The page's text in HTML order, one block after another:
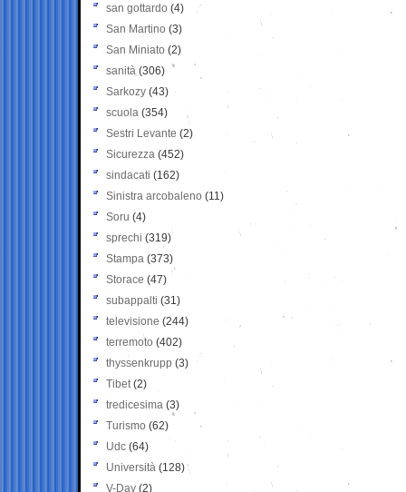
san gottardo (4)
San Martino (3)
San Miniato (2)
sanità (306)
Sarkozy (43)
scuola (354)
Sestri Levante (2)
Sicurezza (452)
sindacati (162)
Sinistra arcobaleno (11)
Soru (4)
sprechi (319)
Stampa (373)
Storace (47)
subappalti (31)
televisione(244)
terremoto (402)
thyssenkrupp (3)
Tibet(2)
tredicesima (3)
Turismo (62)
Udc (64)
Università (128)
V-Day (2)